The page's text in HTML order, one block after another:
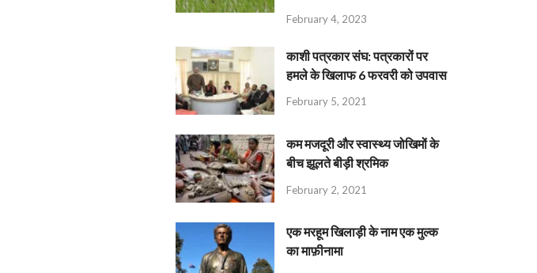
February 4, 2023
काशी पत्रकार संघ: पत्रकारों पर
हमले के खिलाफ 6 फरवरी को उपवास
February 5, 2021
कम मजदूरी और स्वास्थ्य जोखिमों के
बीच झूलते बीड़ी श्रमिक
February 2, 2021
एक मरहूम खिलाड़ी के नाम एक मुल्क
का माफ़ीनामा